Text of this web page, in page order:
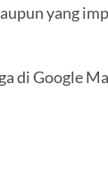
yang
di Google